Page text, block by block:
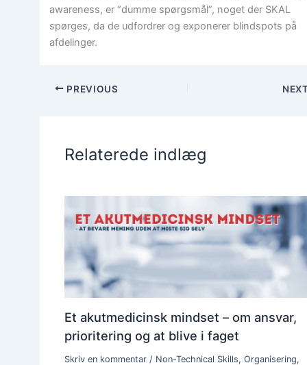
awareness, er “dumme spørgsmål”, noget der SKAL
spørges, da de udfordrer og exponerer blindspots på
afdelinger.
PREVIOUS
Relaterede indlæg
Et akutmedicinsk mindset – om ansvar,
prioritering og at blive i faget
Skriv en kommentar / Non-Technical Skills,Organisering,